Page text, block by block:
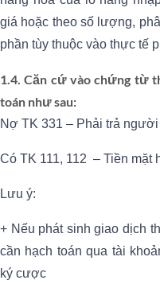
giá hoặc theo số lượng,
phần tùy thuộc vào thực tế
1.4. Căn cứ vào chứng từ
toán như sau:
Nợ TK 331 – Phải trả người
Có TK 111, 112 – Tiền mặt
Lưu ý:
+ Nếu phát sinh giao dịch
cần hạch toán qua tài
ký cược